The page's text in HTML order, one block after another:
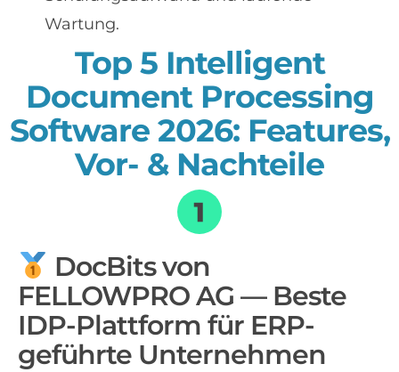
Wartung.
Top 5 Intelligent
Document Processing
Software 2026: Features,
Vor- & Nachteile
DocBits von
FELLOWPRO AG — Beste
IDP-Plattform für ERP-
geführte Unternehmen